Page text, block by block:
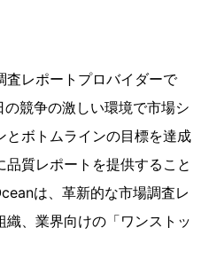
査レポートプロバイダーで
競争の激しい環境で市場シ
とボトムラインの目標を達成
質レポートを提供すること
は、革新的な市場調査レ
、業界向けの「ワンストッ